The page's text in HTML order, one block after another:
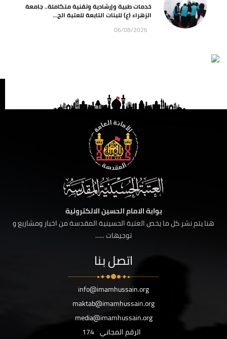
خدمات طبية وإرشادية وتقنية متكاملة.. جامعة
الزهراء (ع) للبنات التابعة للعتبة الح...
06/08/2026
بوابة الامام الحسين الالكترونية
هنا يتم نشر كل ما يخص العتبة الحسينية المقدسة من اخبار ومشاريع و
توجيهات ......
اتصل بنا
info@imamhussain.org
maktab@imamhussain.org
media@imamhussain.org
الرقم المجاني 174